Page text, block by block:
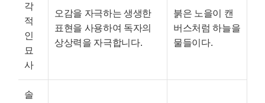
각
적
인
묘
사
오감을 자극하는 생생한
표현을 사용하여 독자의
상상력을 자극합니다.
붉은 노을이 캔
버스처럼 하늘을
물들이다.
솔